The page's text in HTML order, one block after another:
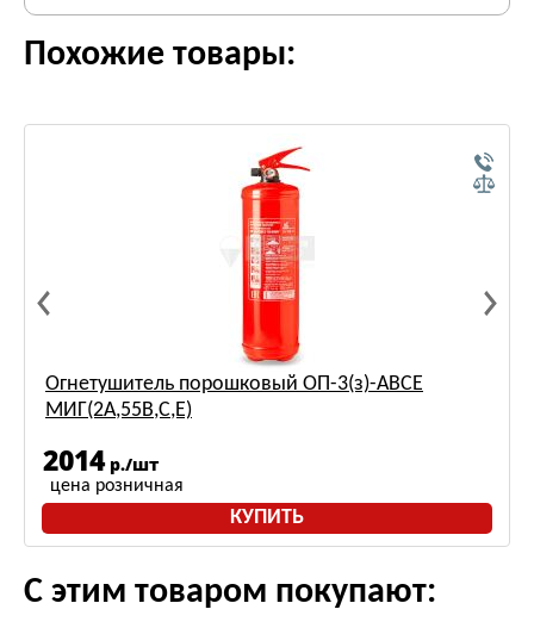
Похожие товары:
Огнетушитель порошковый ОП-3(з)-ABCE
МИГ(2A,55B,С,Е)
2014 р./шт
цена розничная
КУПИТЬ
С этим товаром покупают: